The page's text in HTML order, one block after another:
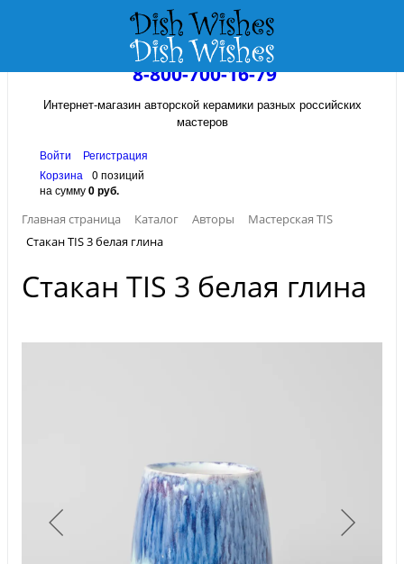
8-800-700-16-79
Интернет-магазин авторской керамики разных российских
мастеров
Войти
Регистрация
Корзина
0 позиций
на сумму0 руб.
Главная страница
Каталог Авторы
Мастерская TIS
Стакан TIS 3 белая глина
Стакан TIS 3 белая глина